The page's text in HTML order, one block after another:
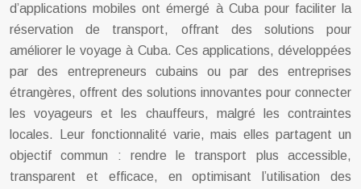
d’applications mobiles ont émergé à Cuba pour faciliter la
réservation de transport, offrant des solutions pour
améliorer le voyage à Cuba. Ces applications, développées
par des entrepreneurs cubains ou par des entreprises
étrangères, offrent des solutions innovantes pour connecter
les voyageurs et les chauffeurs, malgré les contraintes
locales. Leur fonctionnalité varie, mais elles partagent un
objectif commun : rendre le transport plus accessible,
transparent et efficace, en optimisant l’utilisation des